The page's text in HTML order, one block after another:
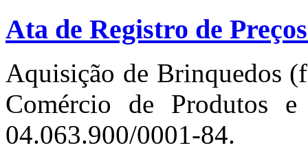
Ata de Registro de
Aquisição de Brinquedos
Comércio de Produtos
04.063.900/0001-84.